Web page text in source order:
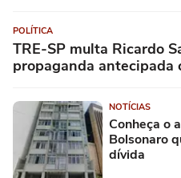
POLÍTICA
TRE-SP multa Ricardo
propaganda antecipada
NOTÍCIAS
Conheça o
Bolsonaro
dívida